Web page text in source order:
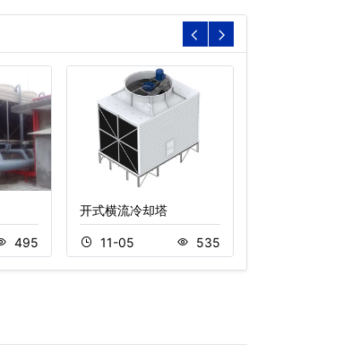
495
开式横流冷却塔
11-05 535